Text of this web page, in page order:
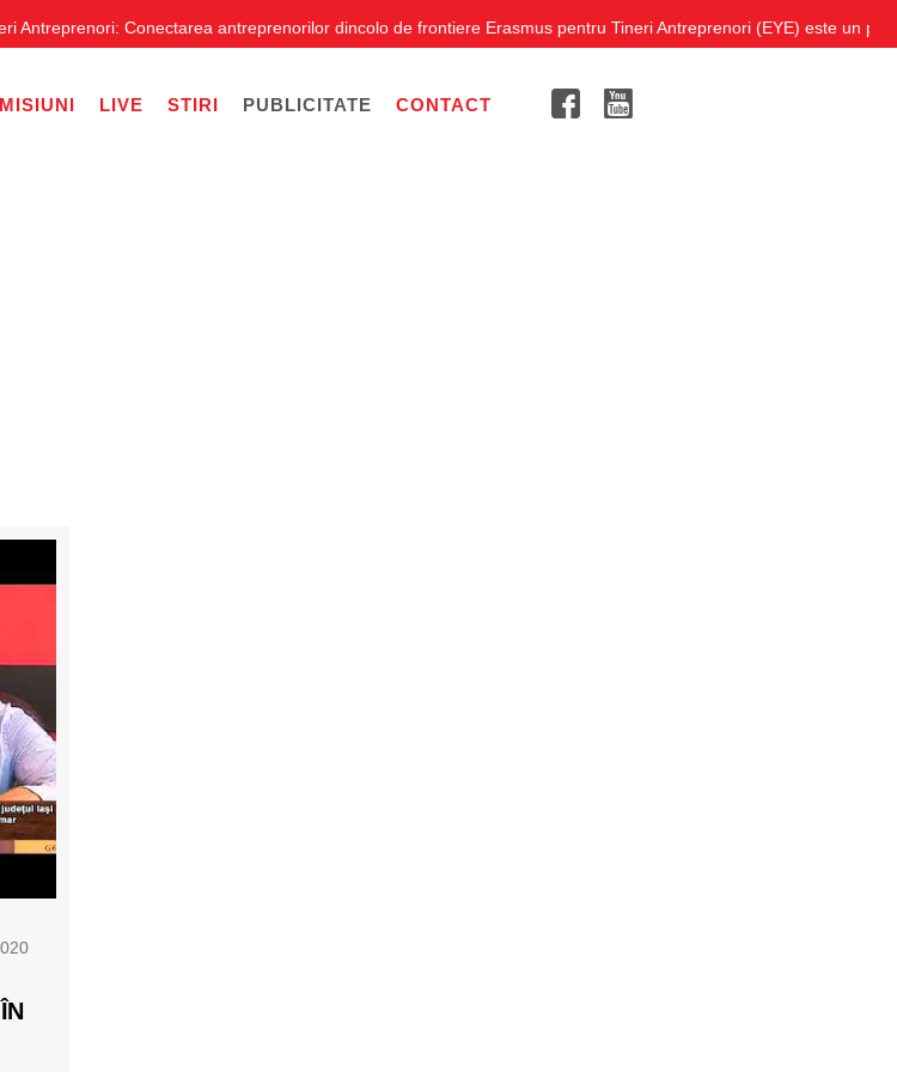
Conectarea antreprenorilor dincolo de frontiere Erasmus pentru Tineri Antreprenori (EYE) este un
LIVE STIRI PUBLICITATE CONTACT